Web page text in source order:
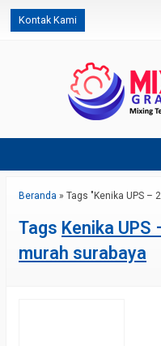
Kontak Kami
Beranda » Tags "Kenika UPS –
Tags Kenika UPS
murah surabaya